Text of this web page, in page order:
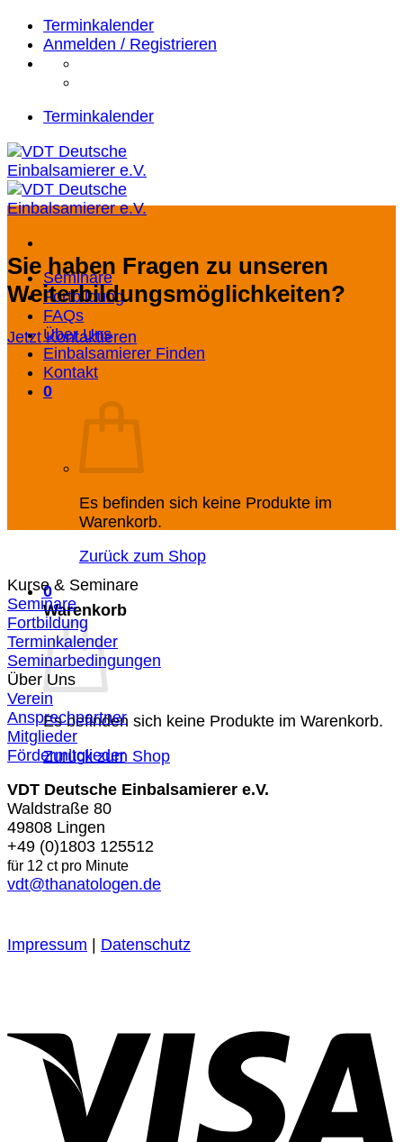
Zum
Inhalt
springen
Terminkalender
Anmelden / Registrieren
Terminkalender
Seminare
Fortbildung
FAQs
Über Uns
Einbalsamierer Finden
Kontakt
0
Es befinden sich keine Produkte im
Warenkorb.
Zurück zum Shop
0
Warenkorb
Es befinden sich keine Produkte im Warenkorb.
Zurück zum Shop
Sie haben Fragen zu unseren
Weiterbildungsmöglichkeiten?
Jetzt Kontaktieren
Kurse & Seminare
Seminare
Fortbildung
Terminkalender
Seminarbedingungen
Über Uns
Verein
Ansprechpartner
Mitglieder
Fördermitglieder
VDT Deutsche Einbalsamierer e.V.
Waldstraße 80
49808 Lingen
+49 (0)1803 125512
für 12 ct pro Minute
vdt@thanatologen.de
Impressum | Datenschutz